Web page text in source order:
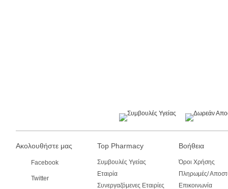
Ακολουθήστε μας
Facebook
Twitter
Top Pharmacy
Συμβουλές Υγείας
Εταιρία
Συνεργαζόμενες Εταιρίες
Βοήθεια
Όροι Χρήσης
Πληρωμές/
Επικοινωνία